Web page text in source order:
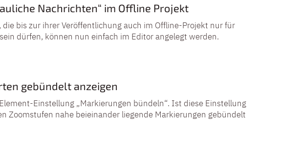
Nachrichten“ im Offline Projekt
bis zur ihrer Veröffentlichung auch im Offline-Projekt nur für
dürfen, können nun einfach im Editor angelegt werden.
gebündelt anzeigen
Einstellung „Markierungen bündeln“. Ist diese Einstellung
Zoomstufen nahe beieinander liegende Markierungen gebündelt